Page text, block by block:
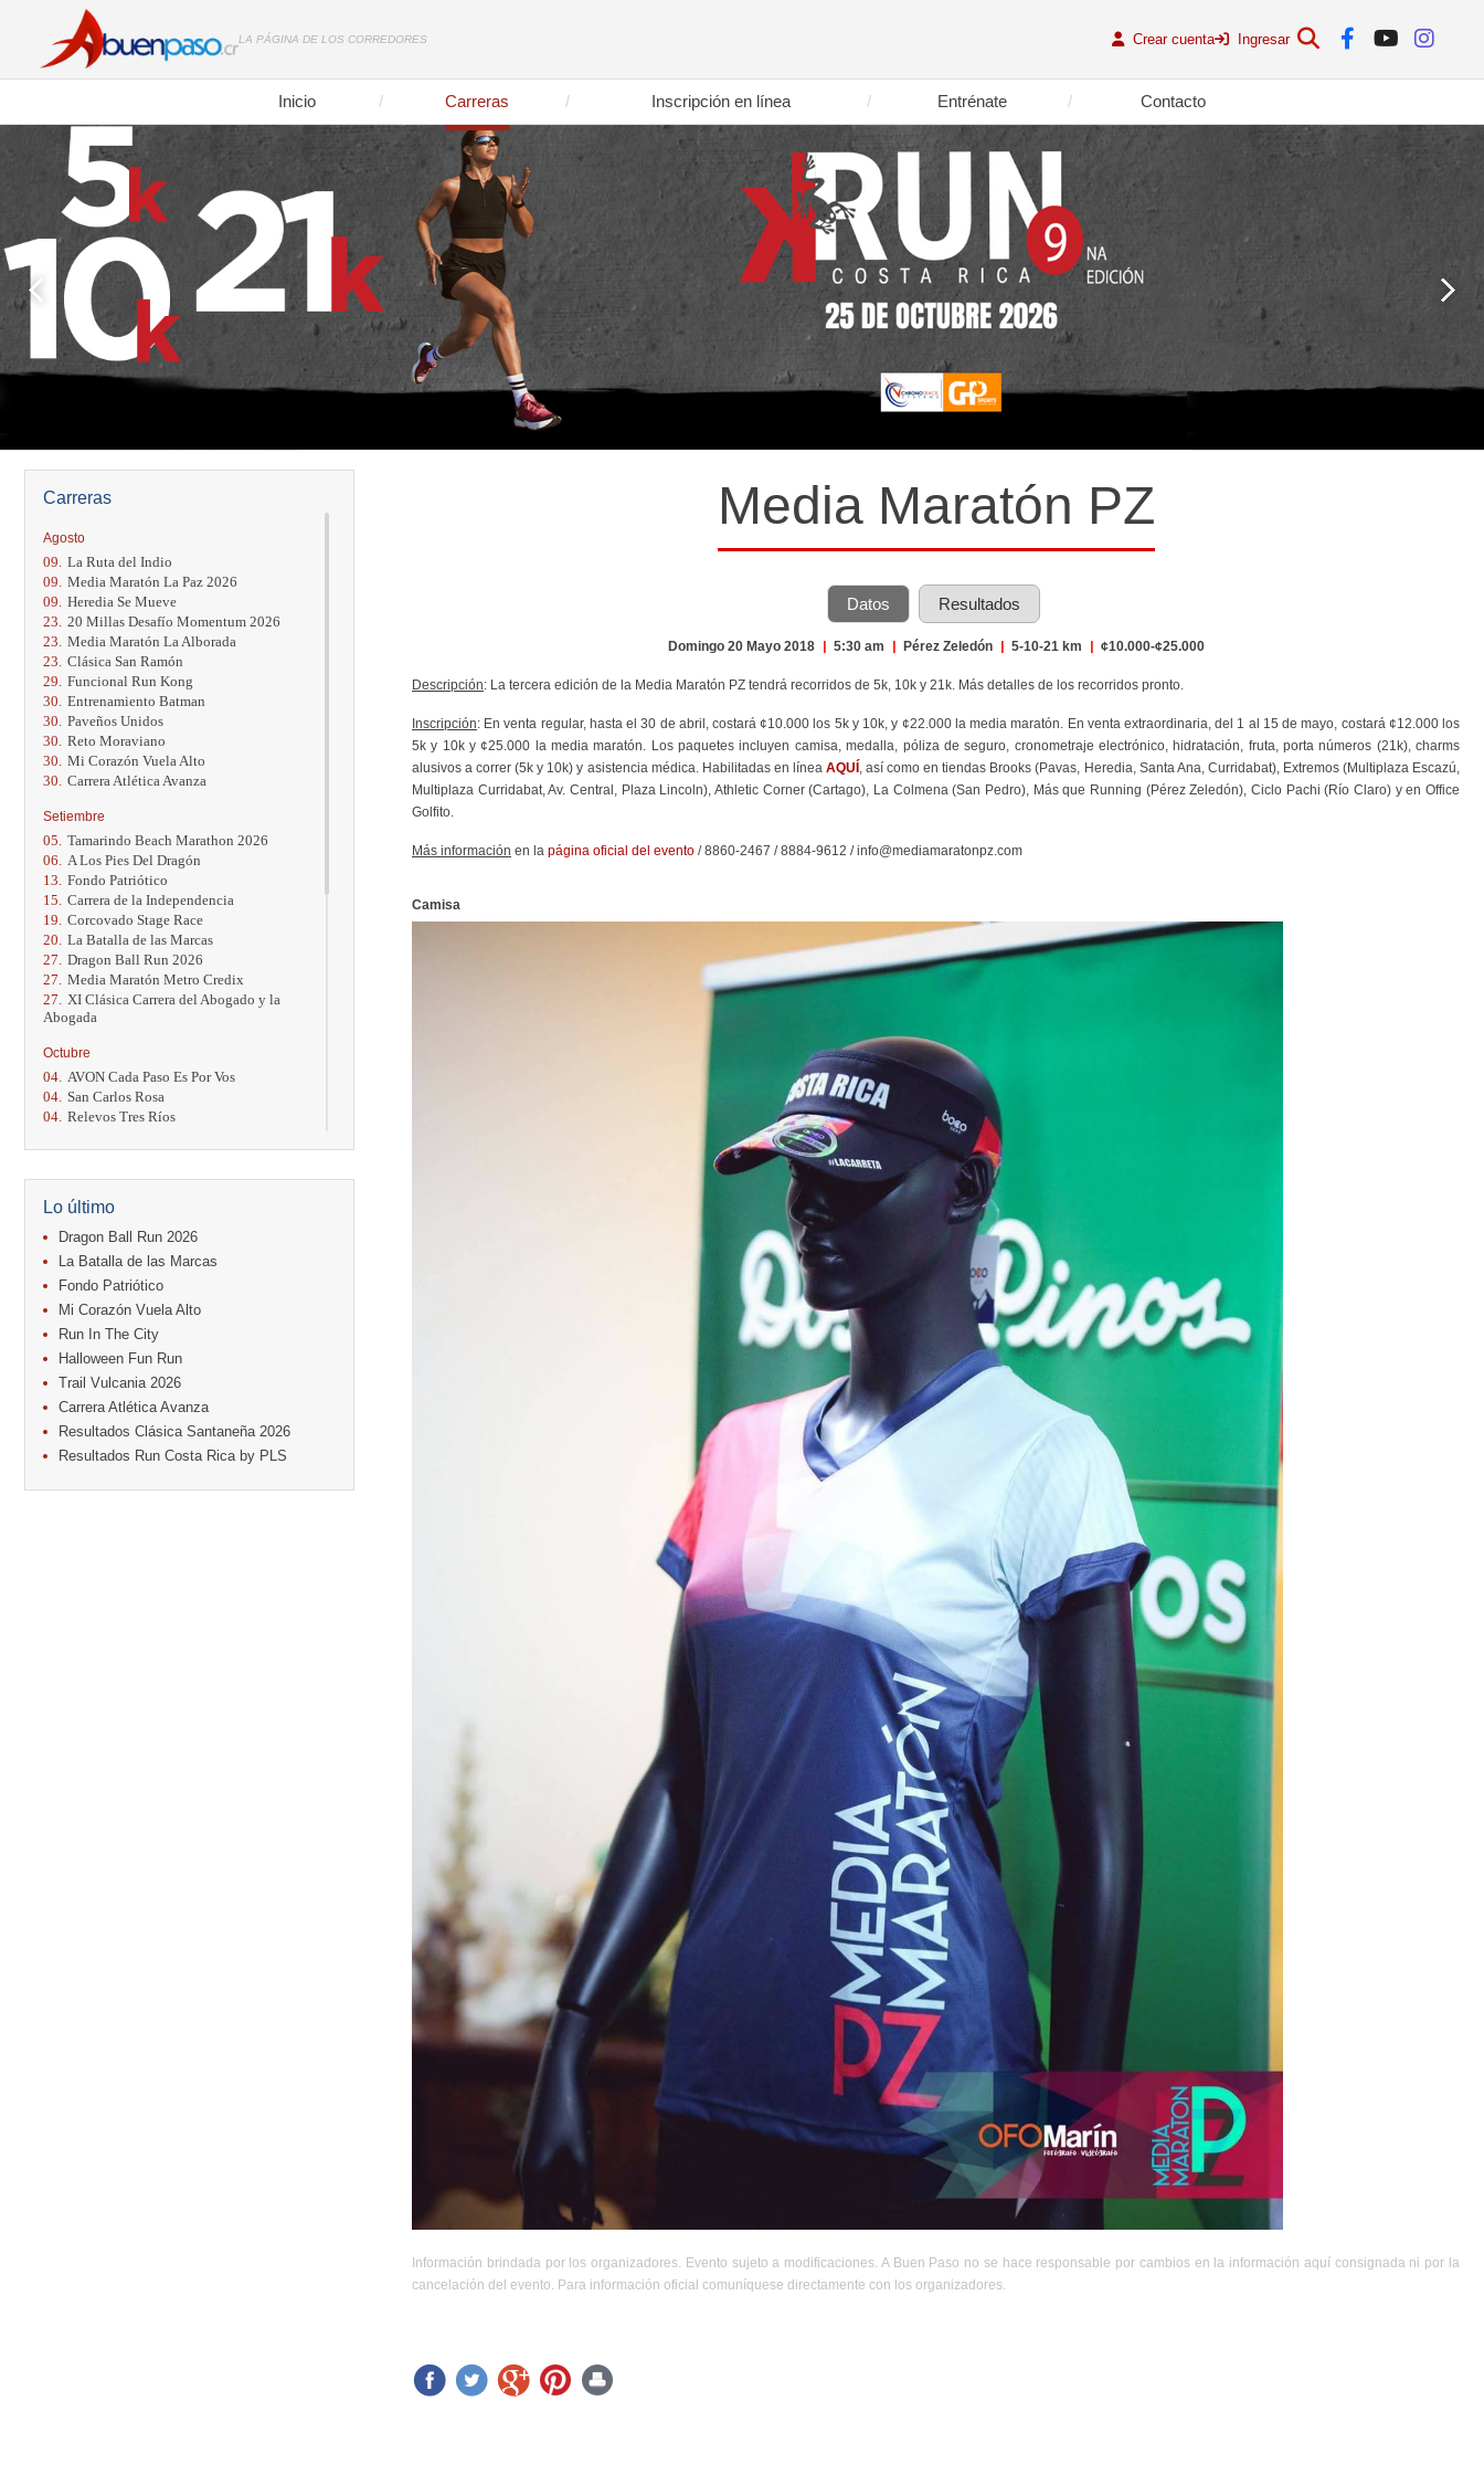
LA PÁGINA DE LOS CORREDORES Crear cuenta Ingresar
Inicio Carreras Inscripción en línea Entrénate Contacto
Carreras
Agosto
09. La Ruta del Indio
09. Media Maratón La Paz 2026
09. Heredia Se Mueve
23. 20 Millas Desafío Momentum 2026
23. Media Maratón La Alborada
23. Clásica San Ramón
29. Funcional Run Kong
30. Entrenamiento Batman
30. Paveños Unidos
30. Reto Moraviano
30. Mi Corazón Vuela Alto
30. Carrera Atlética Avanza
Setiembre
05. Tamarindo Beach Marathon 2026
06.
A Los Pies Del Dragón
13. Fondo Patriótico
15. Carrera de la Independencia
19. Corcovado Stage Race
20. La Batalla de las Marcas
27. Dragon Ball Run 2026
27. Media Maratón Metro Credix
27.
XI Clásica Carrera del Abogado y la
Abogada
Octubre
04. AVON Cada Paso Es Por Vos
04. San Carlos Rosa
04. Relevos Tres Ríos
17. Caribe Paradise Run
Casa Turire Trail Run
18. Warriors Run Circuit
18. Samsung Jacó Beach Half Marathon
2026
25. Run Alajuela
31. Halloween Fun Run
Entre Pan y Rosas
Diciembre
06. Trail Vulcania 2026
Lo último
Dragon Ball Run 2026
La Batalla de las Marcas
Fondo Patriótico
Mi Corazón Vuela Alto
Run In The City
Halloween Fun Run
Trail Vulcania 2026
Carrera Atlética Avanza
Resultados Clásica Santaneña 2026
Resultados Run Costa Rica by PLS
Media Maratón PZ
Datos Resultados
Domingo 20 Mayo 2018 | 5:30 am | Pérez Zeledón | 5-10-21 km | ¢10.000-¢25.000
Descripción: La tercera edición de la Media Maratón PZ tendrá recorridos de 5k, 10k y 21k. Más detalles de los recorridos pronto.
Inscripción: En venta regular, hasta el 30 de abril, costará ¢10.000 los 5k y 10k, y ¢22.000 la media maratón. En venta extraordinaria, del 1 al 15 de mayo, costará ¢12.000 los
5k y 10k y ¢25.000 la media maratón. Los paquetes incluyen camisa, medalla, póliza de seguro, cronometraje electrónico, hidratación, fruta, porta números (21k), charms
alusivos a correr (5k y 10k) y asistencia médica. Habilitadas en línea AQUÍ, así como en tiendas Brooks (Pavas, Heredia, Santa Ana, Curridabat), Extremos (Multiplaza Escazú,
Multiplaza Curridabat, Av. Central, Plaza Lincoln), Athletic Corner (Cartago), La Colmena (San Pedro), Más que Running (Pérez Zeledón), Ciclo Pachi (Río Claro) y en Office
Golfito.
Más información en la página oficial del evento /8860-2467 / 8884-9612 /info@mediamaratonpz.com
Camisa
Información brindada por los organizadores. Evento sujeto a modificaciones. A Buen Paso no se hace responsable por cambios en la información aquí consignada ni por la
cancelación del evento. Para información oficial comuníquese directamente con los organizadores.